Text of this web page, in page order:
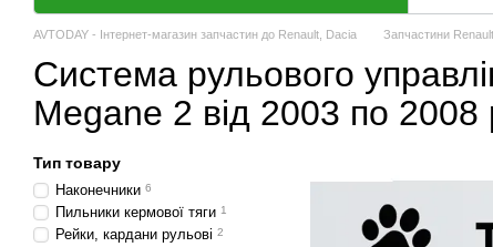
AVTODAY - Інтернет-магазин запчастин до Renault, Dacia Запчастини Renault
Система рульового
Megane 2 від 2003 по 2008
Тип товару
Наконечники 6
Пильники кермової тяги 1
Рейки, кардани рульові 2